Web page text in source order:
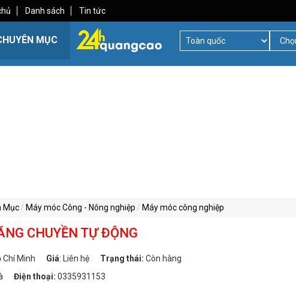
Danh sách Tin tức
MỤC
Mục Máy móc Công - Nông nghiệp Máy móc công nghiệp
CHUYỀN TỰ ĐỘNG
Chí Minh Giá: Liên hệ Trạng thái: Còn hàng
Điện thoại: 0335931153